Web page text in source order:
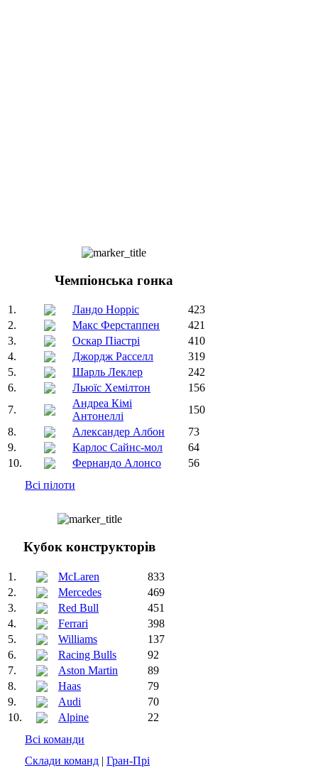
Чемпіонська гонка
1. Ландо Норріс
423
2.
Макс Ферстаппен
421
3.
Оскар Піастрі
410
4.
Джордж Расселл
319
5.
Шарль Леклер
242
6.
Льюїс Хемілтон
156
7.
Андреа Кімі
Антонеллі
150
8.
Александер Албон
73
9.
Карлос Сайнс-мол
64
10.
Фернандо Алонсо
56
Всі пілоти
Кубок конструкторів
1. McLaren
833
2.
Mercedes
469
3.
Red Bull
451
4.
Ferrari
398
5.
Williams
137
6.
Racing Bulls
92
7.
Aston Martin
89
8.
Haas
79
9.
Audi
70
10.
Alpine
22
Всі команди
Склади команд | Гран-Прі